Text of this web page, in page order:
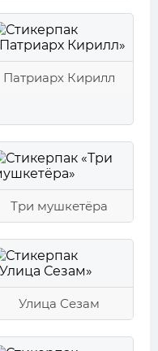
Патриарх Кирилл
Три мушкетёра
Улица Сезам